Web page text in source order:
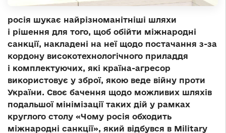
росія шукає найрізноманітніші шляхи
і рішення для того, щоб обійти міжнародні
санкції, накладені на неї щодо постачання з-за
кордону високотехнологічного приладдя
і комплектуючих, які країна-агресор
використовує у зброї, якою веде війну проти
України. Своє бачення щодо можливих шляхів
подальшої мінімізації таких дій у рамках
круглого столу «Чому росія обходить
міжнародні санкції», який відбувся в Military